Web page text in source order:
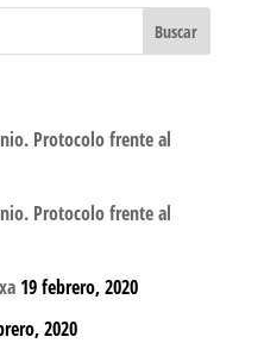
Protocolo frente al
Protocolo frente al
19 febrero, 2020
2020